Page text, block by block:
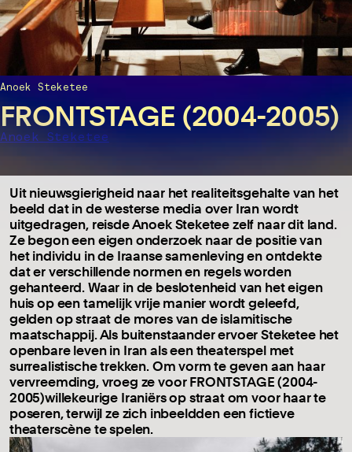
FRONTSTAGE (2004-2005)
Anoek Steketee
Anoek Steketee
Uit nieuwsgierigheid naar het realiteitsgehalte van het
beeld dat in de westerse media over Iran wordt
uitgedragen, reisde Anoek Steketee zelf naar dit land.
Ze begon een eigen onderzoek naar de positie van
het individu in de Iraanse samenleving en ontdekte
dat er verschillende normen en regels worden
gehanteerd. Waar in de beslotenheid van het eigen
huis op een tamelijk vrije manier wordt geleefd,
gelden op straat de mores van de islamitische
maatschappij. Als buitenstaander ervoer Steketee het
openbare leven in Iran als een theaterspel met
surrealistische trekken. Om vorm te geven aan haar
vervreemding, vroeg ze voor FRONTSTAGE (2004-
2005)willekeurige Iraniërs op straat om voor haar te
poseren, terwijl ze zich inbeeldden een fictieve
theaterscène te spelen.